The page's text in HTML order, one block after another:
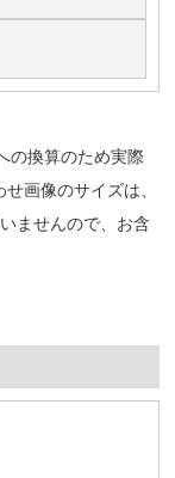
の換算のため実際
画像のサイズは、
ませんので、お含